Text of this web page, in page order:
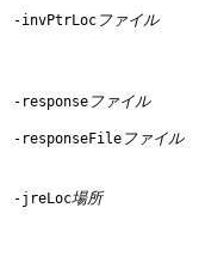
-invPtrLoc ファイル
-response ファイル
-responseFile ファイル
-jreLoc場所